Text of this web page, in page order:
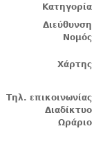
Κατηγορία
Διεύθυνση
Νομός
Χάρτης
Τηλ. επικοινωνίας
Διαδίκτυο
Ωράριο